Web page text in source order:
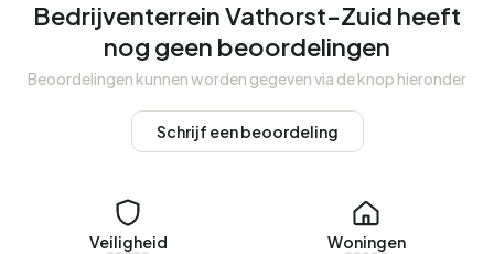
Bedrijventerrein Vathorst-Zuid heeft
nog geen beoordelingen
Beoordelingen kunnen worden gegeven via de knop hieronder
Schrijf een beoordeling
Veiligheid Woningen